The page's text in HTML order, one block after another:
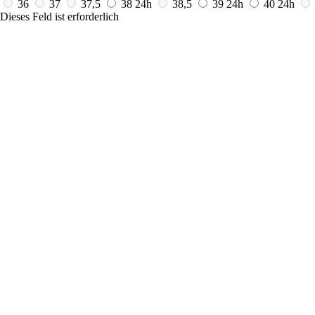
36
37 37,5 38 24h 38,5 39 24h 40 24h
Dieses Feld ist erforderlich